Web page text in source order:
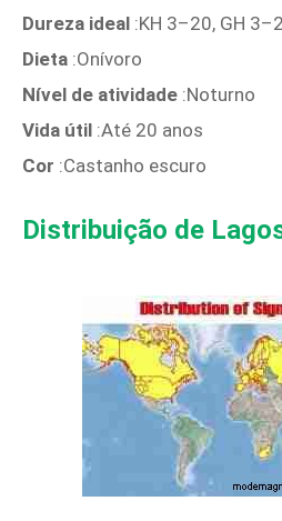
Dureza ideal :KH 3–20, GH
Dieta :Onívoro
Nível de atividade :Noturno
Vida útil :Até 20 anos
Cor :Castanho escuro
Distribuição de